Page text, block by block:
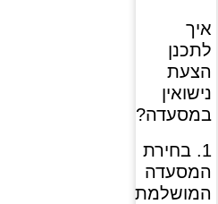
איך
לתכנן
הצעת
נישואין
במסעדה?
1. בחירת
המסעדה
המושלמת